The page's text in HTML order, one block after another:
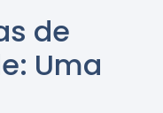
de
Uma